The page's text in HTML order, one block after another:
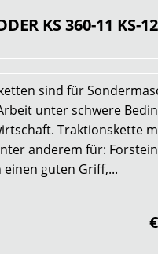
KS 360-11 KS-
sind für
unter schwere
Traktionskette
anderem für:
guten Griff,...